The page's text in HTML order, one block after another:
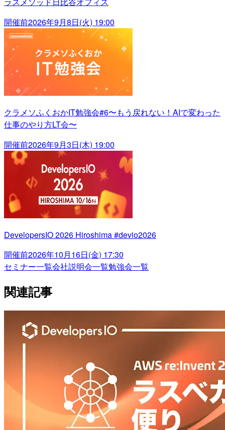
開催前2026年9月8日(火) 19:00
クラメソふくおかIT勉強会#6〜もう戻れない！AIで変わった
仕事のやり方LT会〜
開催前2026年9月3日(木) 19:00
DevelopersIO 2026 Hiroshima #devio2026
開催前2026年10月16日(金) 17:30
セミナー一覧会社説明会一覧勉強会一覧
関連記事